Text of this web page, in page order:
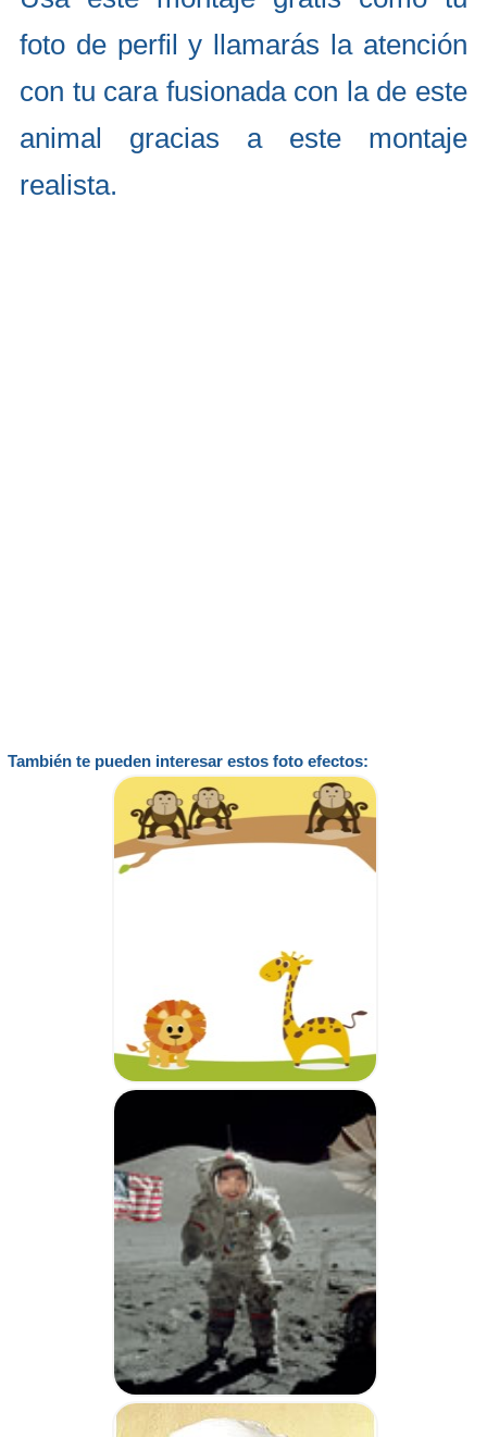
foto de perfil y llamarás la atención
con tu cara fusionada con la de este
animal gracias a este montaje
realista.
También te pueden interesar estos foto efectos: